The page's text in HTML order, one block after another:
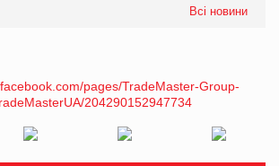
Всі новини